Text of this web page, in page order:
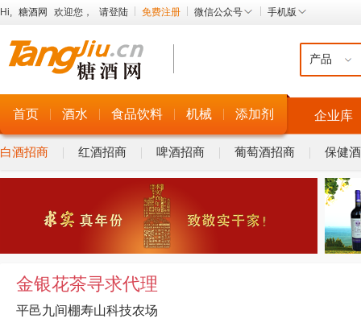
Hi, 糖酒网 欢迎您， 请登陆 免费注册 微信公众号 手机版
首页 酒水 食品饮料 机械 添加剂 企业库
白酒招商 红酒招商 啤酒招商 葡萄酒招商 保健
金银花茶寻求代理
平邑九间棚寿山科技农场